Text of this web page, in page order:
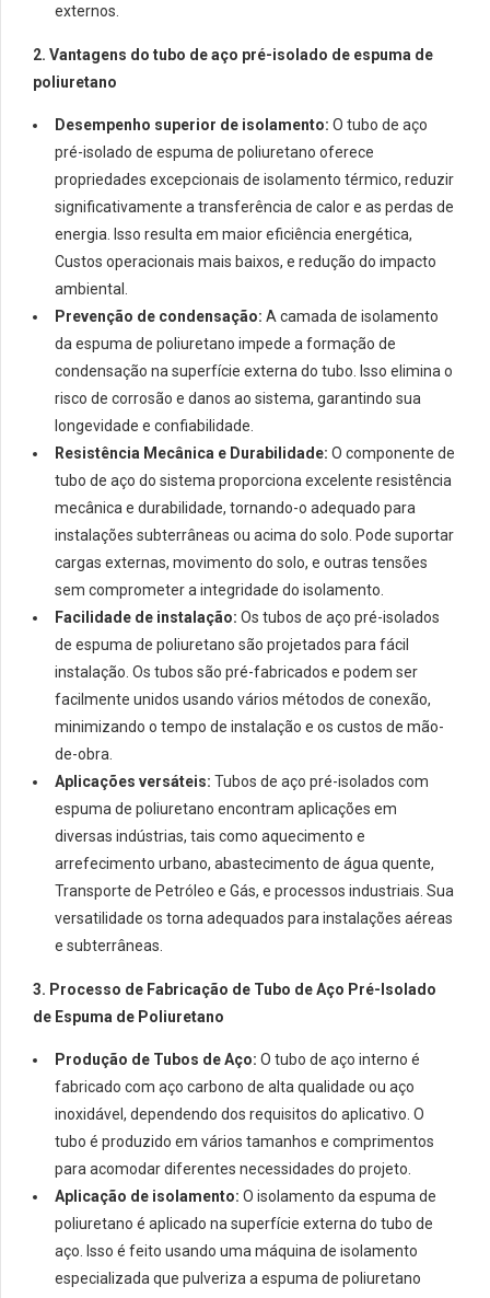
externos.
2. Vantagens do tubo de aço pré-isolado de espuma de
poliuretano
Desempenho superior de isolamento: O tubo de aço
pré-isolado de espuma de poliuretano oferece
propriedades excepcionais de isolamento térmico, reduzir
significativamente a transferência de calor e as perdas de
energia. Isso resulta em maior eficiência energética,
Custos operacionais mais baixos, e redução do impacto
ambiental.
Prevenção de condensação: A camada de isolamento
da espuma de poliuretano impede a formação de
condensação na superfície externa do tubo. Isso elimina o
risco de corrosão e danos ao sistema, garantindo sua
longevidade e confiabilidade.
Resistência Mecânica e Durabilidade: O componente de
tubo de aço do sistema proporciona excelente resistência
mecânica e durabilidade, tornando-o adequado para
instalações subterrâneas ou acima do solo. Pode suportar
cargas externas, movimento do solo, e outras tensões
sem comprometer a integridade do isolamento.
Facilidade de instalação: Os tubos de aço pré-isolados
de espuma de poliuretano são projetados para fácil
instalação. Os tubos são pré-fabricados e podem ser
facilmente unidos usando vários métodos de conexão,
minimizando o tempo de instalação e os custos de mão-
de-obra.
Aplicações versáteis: Tubos de aço pré-isolados com
espuma de poliuretano encontram aplicações em
diversas indústrias, tais como aquecimento e
arrefecimento urbano, abastecimento de água quente,
Transporte de Petróleo e Gás, e processos industriais. Sua
versatilidade os torna adequados para instalações aéreas
e subterrâneas.
3. Processo de Fabricação de Tubo de Aço Pré-Isolado
de Espuma de Poliuretano
Produção de Tubos de Aço: O tubo de aço interno é
fabricado com aço carbono de alta qualidade ou aço
inoxidável, dependendo dos requisitos do aplicativo. O
tubo é produzido em vários tamanhos e comprimentos
para acomodar diferentes necessidades do projeto.
Aplicação de isolamento: O isolamento da espuma de
poliuretano é aplicado na superfície externa do tubo de
aço. Isso é feito usando uma máquina de isolamento
especializada que pulveriza a espuma de poliuretano